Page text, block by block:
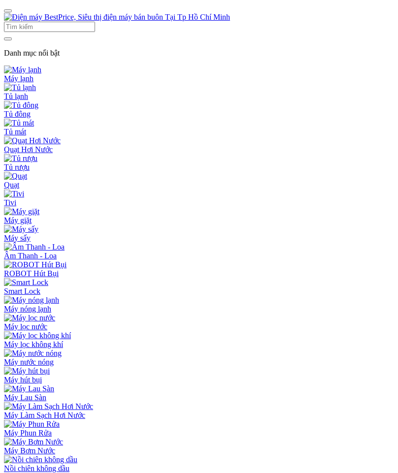
Danh mục nổi bật
Máy lạnh
Tủ lạnh
Tủ đông
Tủ mát
Quạt Hơi Nước
Tủ rượu
Quạt
Tivi
Máy giặt
Máy sấy
Âm Thanh - Loa
ROBOT Hút Bụi
Smart Lock
Máy nóng lạnh
Máy lọc nước
Máy lọc không khí
Máy nước nóng
Máy hút bụi
Máy Lau Sàn
Máy Làm Sạch Hơi Nước
Máy Phun Rửa
Máy Bơm Nước
Nồi chiên không dầu